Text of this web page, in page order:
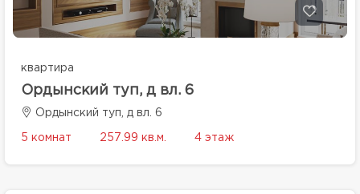
квартира
Ордынский туп, д вл. 6
Ордынский туп, д вл. 6
5 комнат 257.99 кв.м. 4 этаж